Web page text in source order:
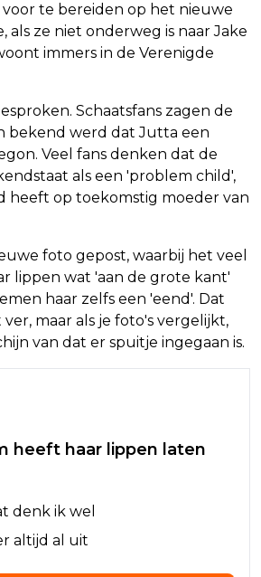
te bereiden op het nieuwe
als ze niet onderweg is naar Jake
immers in de Verenigde
Schaatsfans zagen de
bekend werd dat Jutta een
Veel fans denken dat de
als een 'problem child',
heeft op toekomstig moeder van
foto gepost, waarbij het veel
lippen wat 'aan de grote kant'
haar zelfs een 'eend'. Dat
maar als je foto's vergelijkt,
van dat er spuitje ingegaan is.
heeft haar lippen laten
denk ik wel
altijd al uit